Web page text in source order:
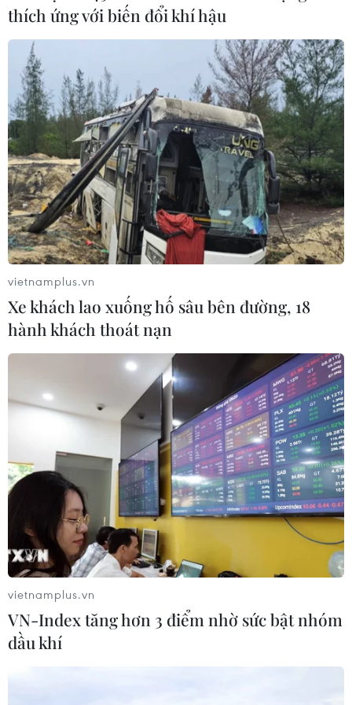
Đông Bắc Thái Lan, gìn giữ bản sắc
văn hóa Việt
21/07/2026 22:44
Lưu học sinh Việt Nam tại Thái Lan
về nguồn theo dấu chân Bác Hồ
20/07/2026 15:46
Xem thêm
Tổng Biên tập: TRẦN TIẾN DUẨN
Phó Tổng Biên tập: NGUYỄN THỊ TÁM, KHÚC THANH
Sở hữu trí tuệ
Quy định sử dụng
Hỗ trợ
Ngôn ngữ
TTXVN
Dịch vụ tin
Quảng cáo
Liên hệ
thích ứng với biến đổi khí hậu
vietnamplus.vn
Xe khách lao xuống hố sâu bên đường, 18
hành khách thoát nạn
vietnamplus.vn
VN-Index tăng hơn 3 điểm nhờ sức bật nhóm
dầu khí